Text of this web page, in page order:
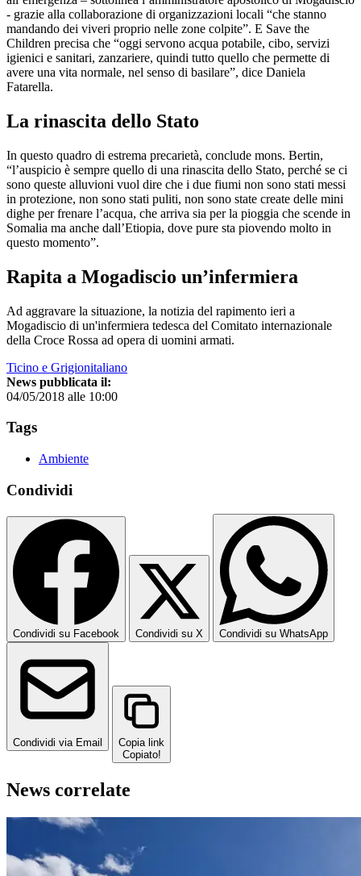
- grazie alla collaborazione di organizzazioni locali “che stanno
mandando dei viveri proprio nelle zone colpite”. E Save the
Children precisa che “oggi servono acqua potabile, cibo, servizi
igienici e sanitari, zanzariere, quindi tutto quello che permette di
avere una vita normale, nel senso di basilare”, dice Daniela
Fatarella.
La rinascita dello Stato
In questo quadro di estrema precarietà, conclude mons. Bertin,
“l’auspicio è sempre quello di una rinascita dello Stato, perché se ci
sono queste alluvioni vuol dire che i due fiumi non sono stati messi
in protezione, non sono stati puliti, non sono state create delle mini
dighe per frenare l’acqua, che arriva sia per la pioggia che scende in
Somalia ma anche dall’Etiopia, dove pure sta piovendo molto in
questo momento”.
Rapita a Mogadiscio un’infermiera
Ad aggravare la situazione, la notizia del rapimento ieri a
Mogadiscio di un'infermiera tedesca del Comitato internazionale
della Croce Rossa ad opera di uomini armati.
Ticino e Grigionitaliano
News pubblicata il:
04/05/2018 alle 10:00
Tags
Ambiente
Condividi
Condividi su Facebook Condividi su X Condividi su WhatsApp
Condividi via Email
Copia link
Copiato!
News correlate